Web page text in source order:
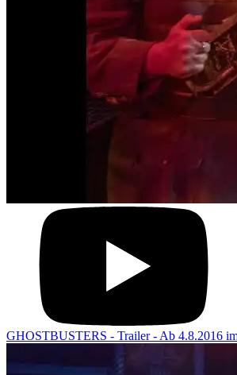
GHOSTBUSTERS - Trailer - Ab 4.8.2016